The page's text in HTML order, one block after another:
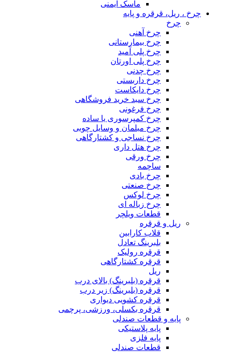
ماسک ایمنی
چرخ ، ریل، قرقره و پایه
چرخ
چرخ آهنی
چرخ بیمارستانی
چرخ پلی آمید
چرخ پلی اورتان
چرخ چدنی
چرخ داربستی
چرخ دایکاست
چرخ سبد خرید فروشگاهی
چرخ فرغونی
چرخ کمپرسوری یا ساده
چرخ مبلمان و وسایل چوبی
چرخ نساجی و کشتارگاهی
چرخ هتل داری
چرخ ورقی
ساچمه
چرخ بادی
چرخ صنعتی
چرخ لوکس
چرخ زباله ای
قطعات ویلچر
ریل و قرقره
قلاب کارابین
بلبرینگ تعادل
قرقره رولیک
قرقره کشتارگاهی
ریل
قرقره (بلبرینگ) بالای درب
قرقره (بلبرینگ) زیر درب
قرقره کشویی دیواری
قرقره بکسلی، ورزشی، پرچمی
پایه و قطعات صندلی
پایه پلاستیکی
پایه فلزی
قطعات صندلی